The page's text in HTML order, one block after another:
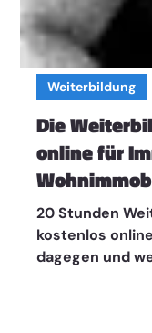
Weiterbildung
Die